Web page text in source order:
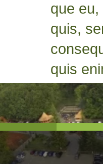
que eu,
quis,
quis